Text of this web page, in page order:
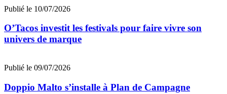
Publié le 10/07/2026
O’Tacos investit les festivals pour faire vivre son
univers de marque
Publié le 09/07/2026
Doppio Malto s’installe à Plan de Campagne